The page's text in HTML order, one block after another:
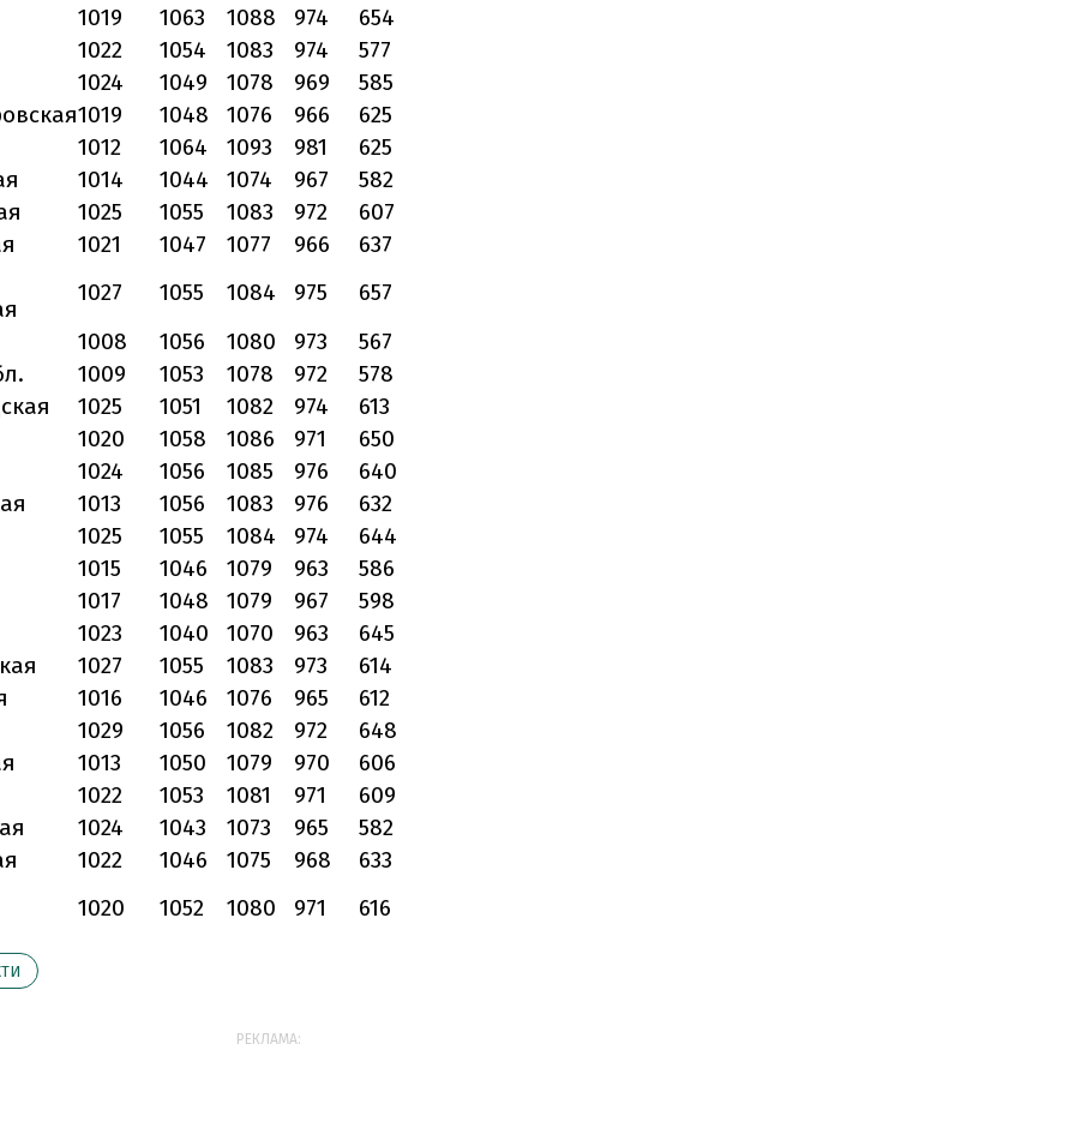
1019 1063 1088 974
654
1022 1054 1083 974
577
1024 1049 1078 969
585
1019 1048 1076 966
625
1012 1064 1093 981
625
1014 1044 1074 967
582
1025 1055 1083 972
607
1021 1047 1077 966
637
1027 1055 1084 975
657
1008 1056 1080 973
567
1009 1053 1078 972
578
1025 1051 1082 974
613
1020 1058 1086 971
650
1024 1056 1085 976
640
1013 1056 1083 976
632
1025 1055 1084 974
644
1015 1046 1079 963
586
1017 1048 1079 967
598
1023 1040 1070 963
645
1027 1055 1083 973
614
1016 1046 1076 965
612
1029 1056 1082 972
648
1013 1050 1079 970
606
1022 1053 1081 971
609
1024 1043 1073 965
582
1022 1046 1075 968
633
1020 1052 1080 971 616
РЕКЛАМА: